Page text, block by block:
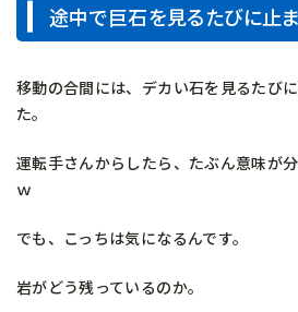
途中で巨石を見るたびに止
移動の合間には、デカい石を見るたび
た。
運転手さんからしたら、たぶん意味が
ｗ
でも、こっちは気になるんです。
岩がどう残っているのか。